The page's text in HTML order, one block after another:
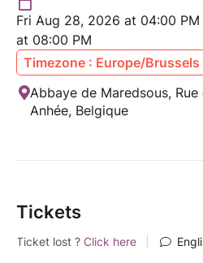
Fri Aug 28, 2026 at 04:00
at 08:00 PM
Timezone : Europe/Brussels
Abbaye de Maredsous, Rue
Anhée, Belgique
Tickets